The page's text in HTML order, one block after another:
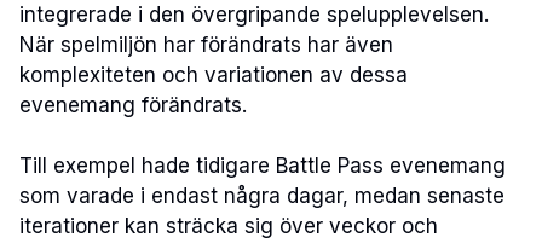
integrerade i den övergripande spelupplevelsen.
När spelmiljön har förändrats har även
komplexiteten och variationen av dessa
evenemang förändrats.
Till exempel hade tidigare Battle Pass evenemang
som varade i endast några dagar, medan senaste
iterationer kan sträcka sig över veckor och